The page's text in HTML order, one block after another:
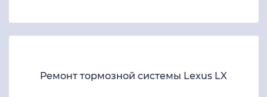
Ремонт тормозной системы Lexus LX